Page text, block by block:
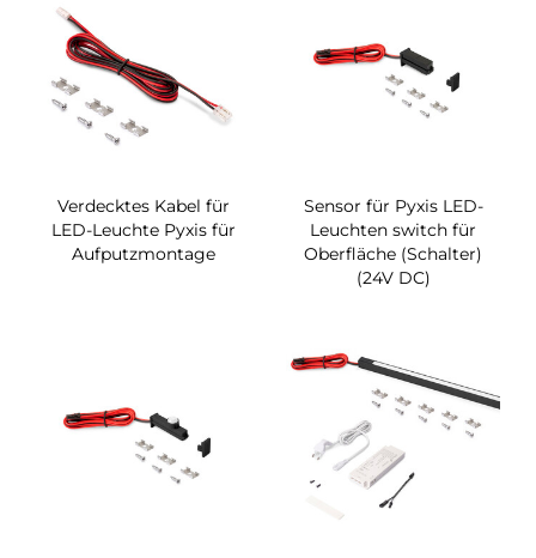
Verdecktes Kabel für
LED-Leuchte Pyxis für
Aufputzmontage
Sensor für Pyxis LED-
Leuchten switch für
Oberfläche (Schalter)
(24V DC)